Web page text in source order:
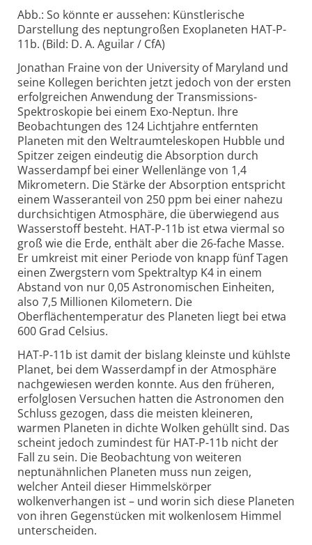
Abb.: So könnte er aussehen: Künstlerische
Darstellung des neptungroßen Exoplaneten HAT-P-
11b. (Bild: D. A. Aguilar / CfA)
Jonathan Fraine von der University of Maryland und
seine Kollegen berichten jetzt jedoch von der ersten
erfolgreichen Anwendung der Transmissions-
Spektroskopie bei einem Exo-Neptun. Ihre
Beobachtungen des 124 Lichtjahre entfernten
Planeten mit den Weltraumteleskopen Hubble und
Spitzer zeigen eindeutig die Absorption durch
Wasserdampf bei einer Wellenlänge von 1,4
Mikrometern. Die Stärke der Absorption entspricht
einem Wasseranteil von 250 ppm bei einer nahezu
durchsichtigen Atmosphäre, die überwiegend aus
Wasserstoff besteht. HAT-P-11b ist etwa viermal so
groß wie die Erde, enthält aber die 26-fache Masse.
Er umkreist mit einer Periode von knapp fünf Tagen
einen Zwergstern vom Spektraltyp K4 in einem
Abstand von nur 0,05 Astronomischen Einheiten,
also 7,5 Millionen Kilometern. Die
Oberflächentemperatur des Planeten liegt bei etwa
600 Grad Celsius.
HAT-P-11b ist damit der bislang kleinste und kühlste
Planet, bei dem Wasserdampf in der Atmosphäre
nachgewiesen werden konnte. Aus den früheren,
erfolglosen Versuchen hatten die Astronomen den
Schluss gezogen, dass die meisten kleineren,
warmen Planeten in dichte Wolken gehüllt sind. Das
scheint jedoch zumindest für HAT-P-11b nicht der
Fall zu sein. Die Beobachtung von weiteren
neptunähnlichen Planeten muss nun zeigen,
welcher Anteil dieser Himmelskörper
wolkenverhangen ist – und worin sich diese Planeten
von ihren Gegenstücken mit wolkenlosem Himmel
unterscheiden.